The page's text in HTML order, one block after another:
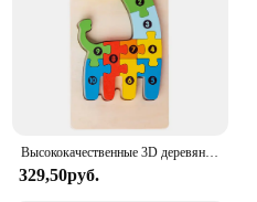
Высококачественные 3D деревянные головоломки, развивающие Мультяшные животные, раннее познание, интеллектуальная игра-головоломка для детей, игрушки
329,50руб.